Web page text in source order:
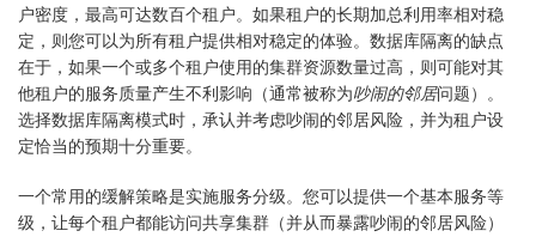
户密度，最高可达数百个租户。如果租户的长期加总利用率相对稳
定，则您可以为所有租户提供相对稳定的体验。数据库隔离的缺点
在于，如果一个或多个租户使用的集群资源数量过高，则可能对其
他租户的服务质量产生不利影响（通常被称为吵闹的邻居问题）。
选择数据库隔离模式时，承认并考虑吵闹的邻居风险，并为租户设
定恰当的预期十分重要。
一个常用的缓解策略是实施服务分级。您可以提供一个基本服务等
级，让每个租户都能访问共享集群（并从而暴露吵闹的邻居风险）